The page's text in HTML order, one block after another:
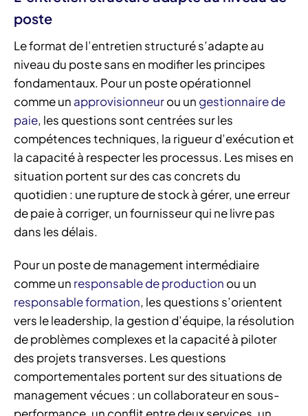
poste
Le format de l’entretien structuré s’adapte au
niveau du poste sans en modifier les principes
fondamentaux. Pour un poste opérationnel
comme un approvisionneurou un gestionnaire de
paie, les questions sont centrées sur les
compétences techniques, la rigueur d’exécution et
la capacité à respecter les processus. Les mises en
situation portent sur des cas concrets du
quotidien : une rupture de stock à gérer, une erreur
de paie à corriger, un fournisseur qui ne livre pas
dans les délais.
Pour un poste de management intermédiaire
comme un responsable de production ou un
responsable formation, les questions s’orientent
vers le leadership, la gestion d’équipe, la résolution
de problèmes complexes et la capacité à piloter
des projets transverses. Les questions
comportementales portent sur des situations de
management vécues : un collaborateur en sous-